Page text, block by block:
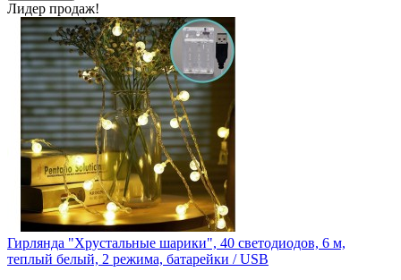
Лидер продаж!
Гирлянда "Хрустальные шарики", 40 светодиодов, 6 м,
теплый белый, 2 режима, батарейки / USB